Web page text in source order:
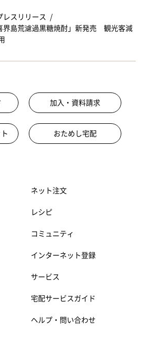
レスリリース
界島荒濾過黒糖焼酎」新発売 観光客減
加入・資料請求
おためし宅配
ネット注文
レシピ
コミュニティ
インターネット登録
サービス
宅配サービスガイド
ヘルプ・問い合わせ